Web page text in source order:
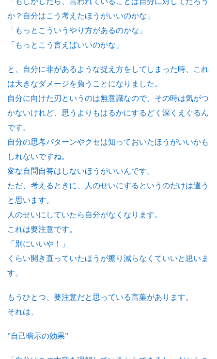
か？自分はこう考えたほうがいいのかな」
「もっとこういうやり方があるのかな」
「もっとこう言えばいいのかな」
と、自分に非があるような捉え方をしてしまった時、これ
は大きなダメージを負うことになりました。
自分に向けた刃というのは無意識なので、その時は気がつ
かないけれど、思うよりもはるかにするどく深くえぐるん
です。
自分の思考パターンやクセは知っておいたほうがいいかも
しれないですね。
変な自問自答はしないほうがいいんです。
ただ、考えるときに、人のせいにするというのだけは違う
と思います。
人のせいにしていたら自分がなくなります。
これは要注意です。
「別にいいや！」
くらい開き直っていたほうが擦り減らなくていいと思いま
す。
もうひとつ、要注意だと思っている言葉があります。
それは、
”自己暗示の効果”